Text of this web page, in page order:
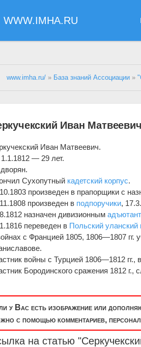
WWW.IMHA.RU
www.imha.ru/ » База знаний Ассоциации »
Иван Матвеевич
Иван Матвеевич.
— 29 лет.
Сухопутный кадетский корпус.
произведен в прапорщики с
произведен в подпоручики,
назначен дивизионным
переведен в Польский уланский
с Францией 1805, 1806—1807 гг.
войны с Турцией 1806—1812 гг.,
Бородинского сражения 1812 г.,
у Вас есть изображение или
с помощью комментариев,
на статью